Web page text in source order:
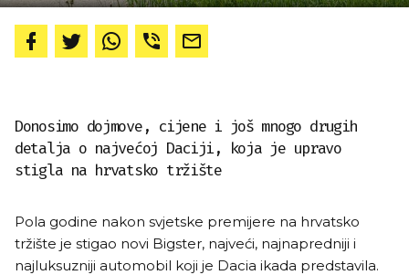
Donosimo dojmove, cijene i još mnogo drugih
detalja o najvećoj Daciji, koja je upravo
stigla na hrvatsko tržište
Pola godine nakon svjetske premijere na hrvatsko
tržište je stigao novi Bigster, najveći, najnapredniji i
najluksuzniji automobil koji je Dacia ikada predstavila.